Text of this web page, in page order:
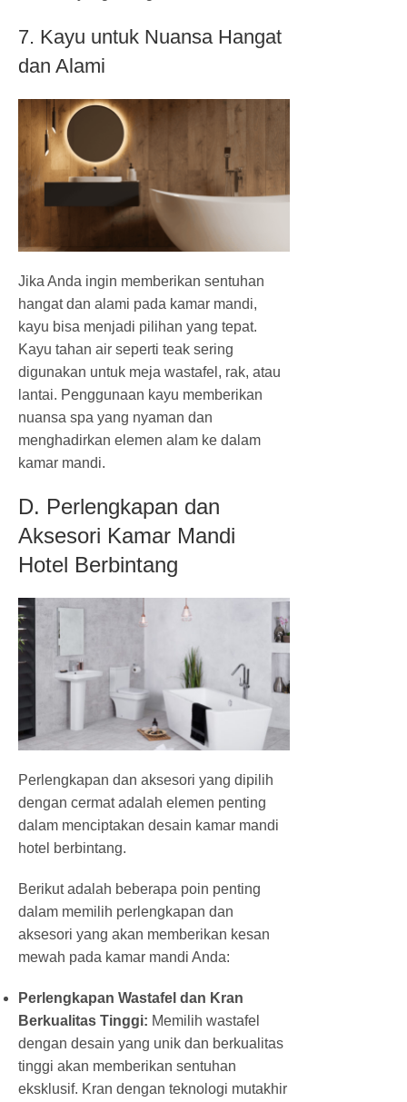
7. Kayu untuk Nuansa Hangat
dan Alami
Jika Anda ingin memberikan sentuhan
hangat dan alami pada kamar mandi,
kayu bisa menjadi pilihan yang tepat.
Kayu tahan air seperti teak sering
digunakan untuk meja wastafel, rak, atau
lantai. Penggunaan kayu memberikan
nuansa spa yang nyaman dan
menghadirkan elemen alam ke dalam
kamar mandi.
D. Perlengkapan dan
Aksesori Kamar Mandi
Hotel Berbintang
Perlengkapan dan aksesori yang dipilih
dengan cermat adalah elemen penting
dalam menciptakan desain kamar mandi
hotel berbintang.
Berikut adalah beberapa poin penting
dalam memilih perlengkapan dan
aksesori yang akan memberikan kesan
mewah pada kamar mandi Anda:
Perlengkapan Wastafel dan Kran
Berkualitas Tinggi: Memilih wastafel
dengan desain yang unik dan berkualitas
tinggi akan memberikan sentuhan
eksklusif. Kran dengan teknologi mutakhir